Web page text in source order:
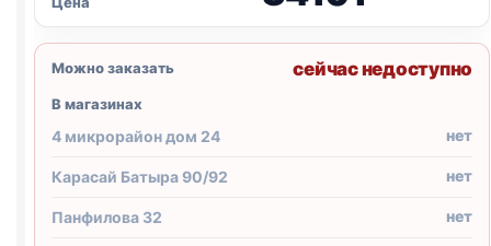
Можно заказать сейчас недоступно
В магазинах
4 микрорайон дом 24 нет
Карасай Батыра 90/92 нет
Панфилова 32 нет